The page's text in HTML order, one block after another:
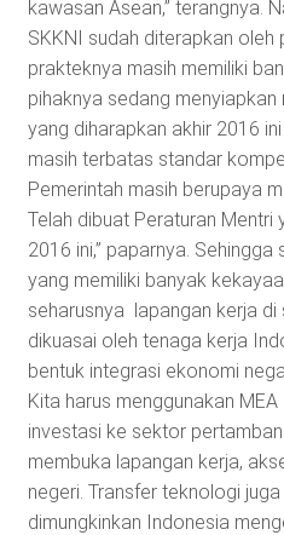
kawasan Asean,” terangnya.
SKKNI sudah diterapkan oleh
prakteknya masih memiliki
pihaknya sedang menyiapkan
yang diharapkan akhir 2016
masih terbatas standar
Pemerintah masih berupaya
Telah dibuat Peraturan
2016 ini,” paparnya.
yang memiliki banyak
seharusnya lapangan kerja
dikuasai oleh tenaga kerja
bentuk integrasi ekonomi
Kita harus menggunakan
investasi ke sektor
membuka lapangan kerja,
negeri. Transfer teknologi
dimungkinkan Indonesia